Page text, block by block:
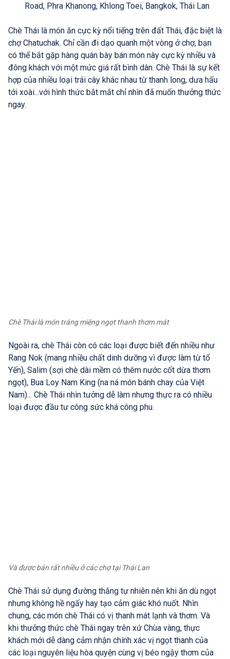
Road, Phra Khanong, Khlong Toei, Bangkok, Thái Lan
Chè Thái là món ăn cực kỳ nổi tiếng trên đất Thái, đặc biệt là
chợ Chatuchak. Chỉ cần đi dạo quanh một vòng ở chợ, bạn
có thể bắt gặp hàng quán bày bán món này cực kỳ nhiều và
đông khách với một mức giá rất bình dân. Chè Thái là sự kết
hợp của nhiều loại trái cây khác nhau từ thanh long, dưa hấu
tới xoài...với hình thức bắt mắt chỉ nhìn đã muốn thưởng thức
ngay.
Chè Thái là món tráng miệng ngọt thanh thơm mát
Ngoài ra, chè Thái còn có các loại được biết đến nhiều như
Rang Nok (mang nhiều chất dinh dưỡng vì được làm từ tổ
Yến), Salim (sợi chè dài mềm có thêm nước cốt dừa thơm
ngọt), Bua Loy Nam King (na ná món bánh chay của Việt
Nam)... Chè Thái nhìn tưởng dễ làm nhưng thực ra có nhiều
loại được đầu tư công sức khá công phu.
Và được bán rất nhiều ở các chợ tại Thái Lan
Chè Thái sử dụng đường thắng tự nhiên nên khi ăn dù ngọt
nhưng không hề ngấy hay tạo cảm giác khó nuốt. Nhìn
chung, các món chè Thái có vị thanh mát lạnh và thơm. Và
khi thưởng thức chè Thái ngay trên xứ Chùa vàng, thực
khách mới dễ dàng cảm nhận chính xác vị ngọt thanh của
các loại nguyên liệu hòa quyện cùng vị béo ngậy thơm của